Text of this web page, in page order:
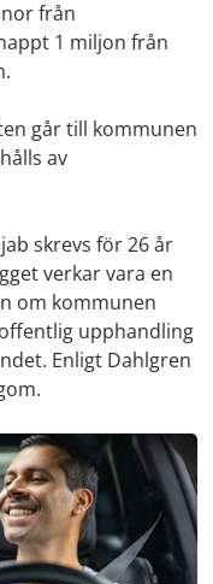
från
1 miljon från
går till kommunen
av
skrevs för 26 år
verkar vara en
om kommunen
upphandling
Enligt Dahlgren